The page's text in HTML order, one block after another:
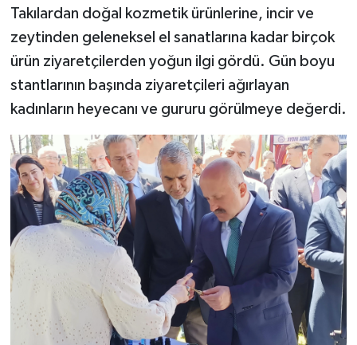
Takılardan doğal kozmetik ürünlerine, incir ve
zeytinden geleneksel el sanatlarına kadar birçok
ürün ziyaretçilerden yoğun ilgi gördü. Gün boyu
stantlarının başında ziyaretçileri ağırlayan
kadınların heyecanı ve gururu görülmeye değerdi.